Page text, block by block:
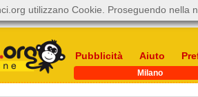
Pubblicità Aiuto
Milano
utilizzano Cookie. Proseguendo nella